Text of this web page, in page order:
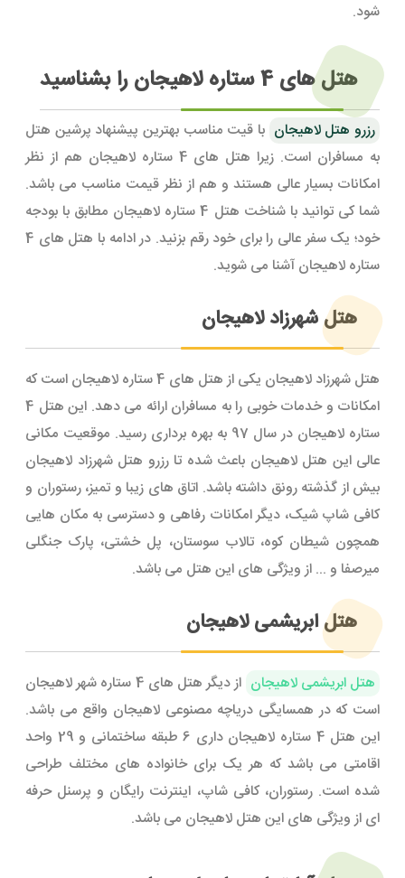
شود.
هتل های 4 ستاره لاهیجان را بشناسید
رزرو هتل لاهیجان با قیت مناسب بهترین پیشنهاد پرشین هتل
به مسافران است. زیرا هتل های 4 ستاره لاهیجان هم از نظر
امکانات بسیار عالی هستند و هم از نظر قیمت مناسب می باشد.
شما کی توانید با شناخت هتل 4 ستاره لاهیجان مطابق با بودجه
خود؛ یک سفر عالی را برای خود رقم بزنید. در ادامه با هتل های 4
ستاره لاهیجان آشنا می شوید.
هتل شهرزاد لاهیجان
هتل شهرزاد لاهیجان یکی از هتل های 4 ستاره لاهیجان است که
امکانات و خدمات خوبی را به مسافران ارائه می دهد. این هتل 4
ستاره لاهیجان در سال 97 به بهره برداری رسید. موقعیت مکانی
عالی این هتل لاهیجان باعث شده تا رزرو هتل شهرزاد لاهیجان
بیش از گذشته رونق داشته باشد. اتاق های زیبا و تمیز، رستوران و
کافی شاپ شیک، دیگر امکانات رفاهی و دسترسی به مکان هایی
همچون شیطان کوه، تالاب سوستان، پل خشتی، پارک جنگلی
میرصفا و ... از ویژگی های این هتل می باشد.
هتل ابریشمی لاهیجان
هتل ابریشمی لاهیجان
از دیگر هتل های 4 ستاره شهر لاهیجان
است که در همسایگی دریاچه مصنوعی لاهیجان واقع می باشد.
این هتل 4 ستاره لاهیجان داری 6 طبقه ساختمانی و 29 واحد
اقامتی می باشد که هر یک برای خانواده های مختلف طراحی
شده است. رستوران، کافی شاپ، اینترنت رایگان و پرسنل حرفه
ای از ویژگی های این هتل لاهیجان می باشد.